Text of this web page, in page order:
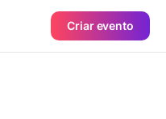
Criar evento